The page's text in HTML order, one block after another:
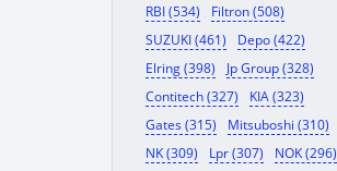
RBI (534)
Filtron (508)
SUZUKI (461)
Depo (422)
Elring (398)
Jp Group (328)
Contitech (327)
KIA (323)
Gates (315)
Mitsuboshi (310)
NK (309)
Lpr (307)
NOK (296)